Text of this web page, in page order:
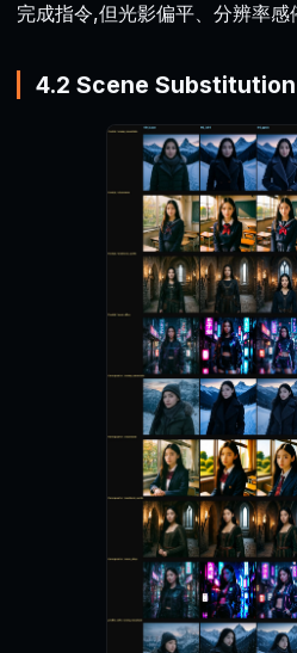
完成指令,但光影偏平、分辨率感
4.2 Scene